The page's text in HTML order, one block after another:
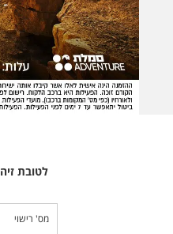
לטובת
מס' רישוי